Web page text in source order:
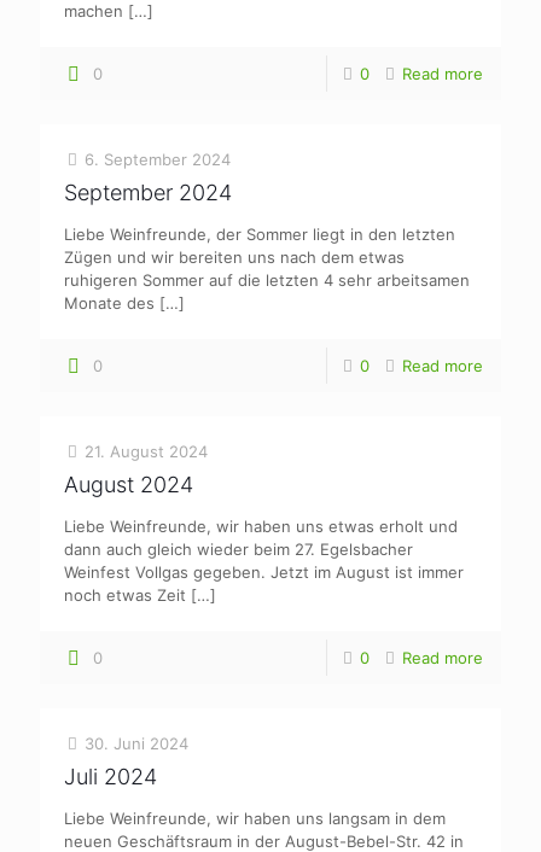
machen […]
0 0 Read more
6. September 2024
September 2024
Liebe Weinfreunde, der Sommer liegt in den letzten
Zügen und wir bereiten uns nach dem etwas
ruhigeren Sommer auf die letzten 4 sehr arbeitsamen
Monate des […]
0 0 Read more
21. August 2024
August 2024
Liebe Weinfreunde, wir haben uns etwas erholt und
dann auch gleich wieder beim 27. Egelsbacher
Weinfest Vollgas gegeben. Jetzt im August ist immer
noch etwas Zeit […]
0 0 Read more
30. Juni 2024
Juli 2024
Liebe Weinfreunde, wir haben uns langsam in dem
neuen Geschäftsraum in der August-Bebel-Str. 42 in